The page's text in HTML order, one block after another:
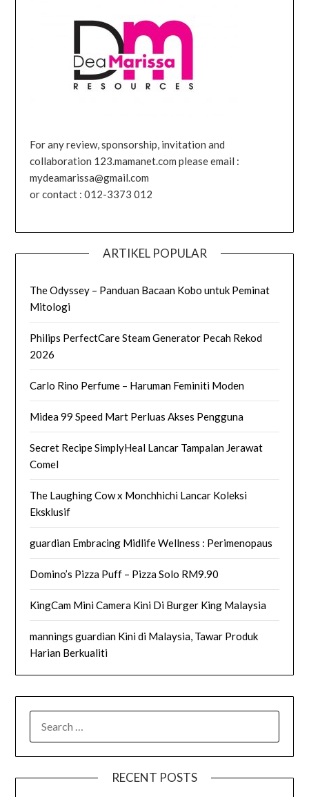
For any review, sponsorship, invitation and
collaboration 123.mamanet.com please email :
mydeamarissa@gmail.com
or contact : 012-3373 012
ARTIKEL POPULAR
The Odyssey – Panduan Bacaan Kobo untuk Peminat
Mitologi
Philips PerfectCare Steam Generator Pecah Rekod
2026
Carlo Rino Perfume – Haruman Feminiti Moden
Midea 99 Speed Mart Perluas Akses Pengguna
Secret Recipe SimplyHeal Lancar Tampalan Jerawat
Comel
The Laughing Cow x Monchhichi Lancar Koleksi
Eksklusif
guardian Embracing Midlife Wellness : Perimenopaus
Domino’s Pizza Puff – Pizza Solo RM9.90
KingCam Mini Camera Kini Di Burger King Malaysia
mannings guardian Kini di Malaysia, Tawar Produk
Harian Berkualiti
FOR:
RECENT POSTS